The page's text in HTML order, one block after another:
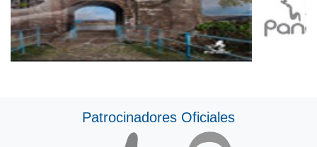
Patrocinadores Oficiales